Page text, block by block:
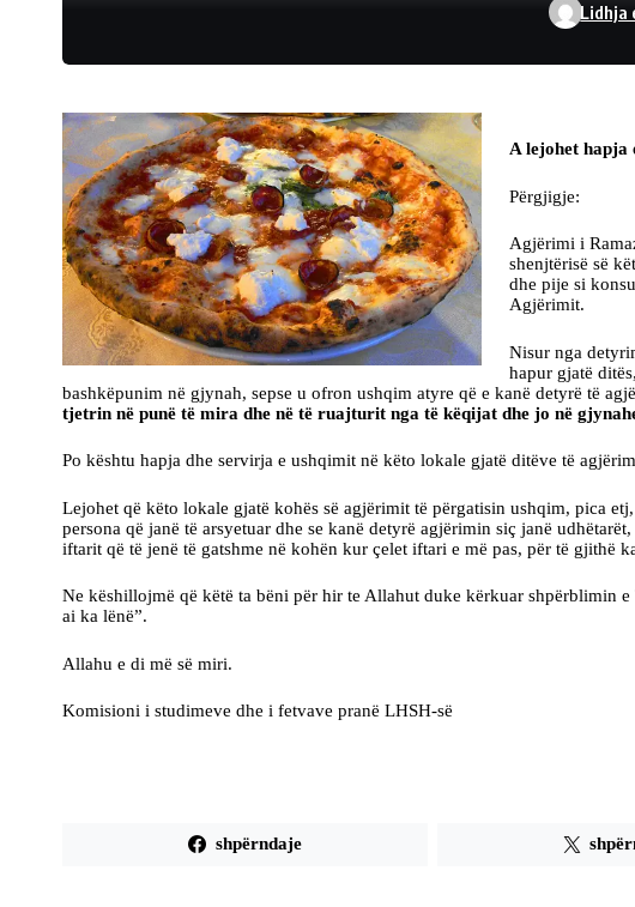
Lidhja
A lejohet hapja
Përgjigje:
Agjërimi i
shenjtërisë së
dhe pije si
Agjërimit.
Nisur nga
hapur gjatë
bashkëpunim në gjynah, sepse u ofron ushqim atyre që e kanë detyrë të
tjetrin në punë të mira dhe në të ruajturit nga të këqijat dhe jo në
Po kështu hapja dhe servirja e ushqimit në këto lokale gjatë ditëve të
Lejohet që këto lokale gjatë kohës së agjërimit të përgatisin ushqim, pica
persona që janë të arsyetuar dhe se kanë detyrë agjërimin siç janë
iftarit që të jenë të gatshme në kohën kur çelet iftari e më pas, për të gjithë
Ne këshillojmë që këtë ta bëni për hir te Allahut duke kërkuar shpërblimin
ai ka lënë”.
Allahu e di më së miri.
Komisioni i studimeve dhe i fetvave pranë LHSH-së
shpërndaje